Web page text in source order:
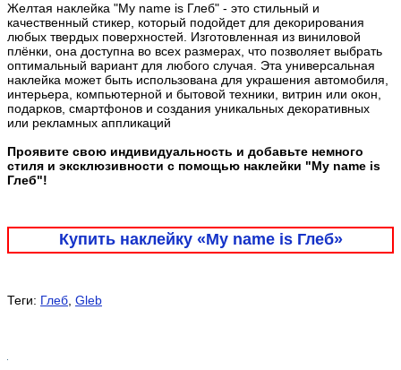
Желтая наклейка "My name is Глеб" - это стильный и
качественный стикер, который подойдет для декорирования
любых твердых поверхностей. Изготовленная из виниловой
плёнки, она доступна во всех размерах, что позволяет выбрать
оптимальный вариант для любого случая. Эта универсальная
наклейка может быть использована для украшения автомобиля,
интерьера, компьютерной и бытовой техники, витрин или окон,
подарков, смартфонов и создания уникальных декоративных
или рекламных аппликаций
Проявите свою индивидуальность и добавьте немного
стиля и эксклюзивности с помощью наклейки "My name is
Глеб"!
Купить наклейку «My name is Глеб»
Теги: Глеб Gleb